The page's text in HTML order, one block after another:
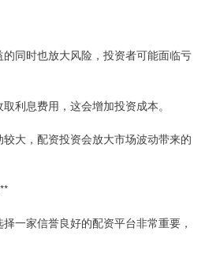
同时也放大风险，投资者可能面临亏
利息费用，这会增加投资成本。
大，配资投资会放大市场波动带来的
一家信誉良好的配资平台非常重要，